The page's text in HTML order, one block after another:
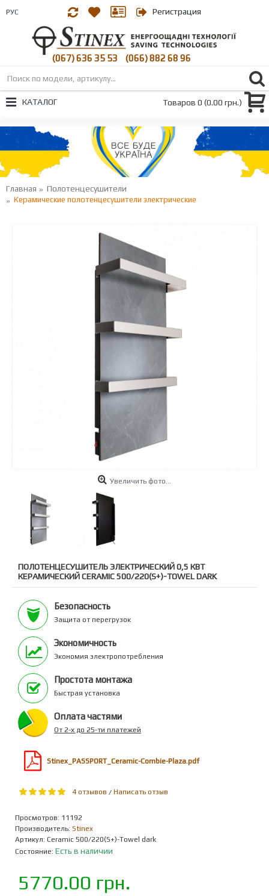
РУС Регистрация
(067) 636 35 53
(066) 882 68 96
Товаров 0 (0.00 грн.)
КАТАЛОГ
Главная Полотенцесушители
Керамические полотенцесушители электрические
Увеличить фото...
ПОЛОТЕНЦЕСУШИТЕЛЬ ЭЛЕКТРИЧЕСКИЙ 0,5 КВТ
КЕРАМИЧЕСКИЙ CERAMIC 500/220(S+)-TOWEL DARK
Безопасность
Защита от перегрузок
Экономичность
Экономия электропотребления
Простота монтажа
Быстрая установка
Оплата частями
От 2-х до 25-ти платежей
Stinex_PASSPORT_Ceramic-Combie-Plaza.pdf
4 отзывов / Написать отзыв
Просмотров: 11192
Производитель: Stinex
Артикул: Ceramic 500/220(S+)-Towel dark
Состояние: Есть в наличии
5770.00 грн.